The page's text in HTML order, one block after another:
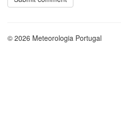
© 2026 Meteorologia Portugal